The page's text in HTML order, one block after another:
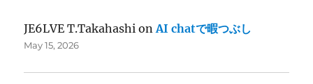
JE6LVE T.Takahashi onAI chatで暇つぶし
May 15, 2026